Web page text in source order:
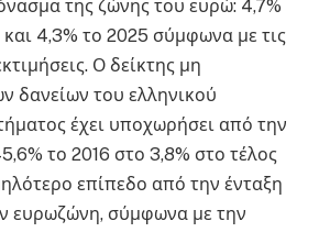
της ζώνης του ευρώ: 4,7%
4,3% το 2025 σύμφωνα με τις
Ο δείκτης μη
δανείων του ελληνικού
έχει υποχωρήσει από την
το 2016 στο 3,8% στο τέλος
επίπεδο από την ένταξη
ευρωζώνη, σύμφωνα με την